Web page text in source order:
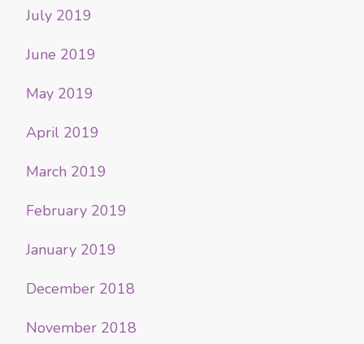
July 2019
June 2019
May 2019
April 2019
March 2019
February 2019
January 2019
December 2018
November 2018